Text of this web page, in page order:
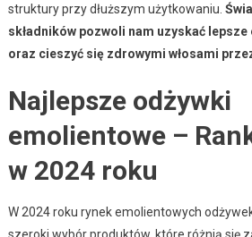
struktury przy dłuższym użytkowaniu.
składników pozwoli nam uzyskać
oraz cieszyć się zdrowymi włosami
Najlepsze odżywki
emolientowe –
w 2024 roku
W 2024 roku rynek emolientowych